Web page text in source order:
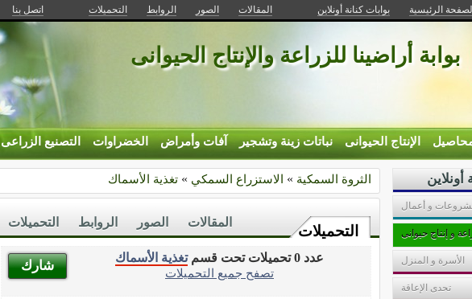
الصفحة الرئيسية بوابات كنانة أونلاين المقالات الصور الروابط التحميلات اتصل بنا
بوابة أراضينا للزراعة والإنتاج الحيوانى
الإنتاج الحيوانى نباتات زينة وتشجير آفات وأمراض الخضراوات التصنيع الزراعى
الثروة السمكية » الاستزراع السمكي » تغذية الأسماك
التحميلات
التحميلات الروابط الصور المقالات
شارك
عدد 0 تحميلات تحت قسم
تغذية الأسماك
تصفح جميع التحميلات
أونلاين
و أعمال
و إنتاج حيوانى
الأسرة و المنزل
تحدى الإعاقة